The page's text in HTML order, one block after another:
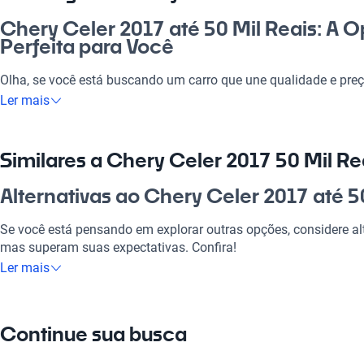
Chery Celer 2017 até 50 Mil Reais: A
Perfeita para Você
Olha, se você está buscando um carro que une qualidade e
até 50 mil reais é a escolha certa! Ele é ideal para o dia a dia,
certeiro no cenário atual do mercado automotivo brasileiro!
Por que escolher Chery Celer 2017 50
Desfrute da melhor tecnologia com Tecnologia moderna,
experiência conectada e confortável.
Opções comoChery Tiggo 7,Chery QQ
Ler mais
Similares a Chery Celer 2017 50 Mil
Alternativas ao Chery Celer 2017 até
Se você está pensando em explorar outras opções, considere
mas superam suas expectativas. Confira!
Chery Celer
Ler mais
Continue sua busca